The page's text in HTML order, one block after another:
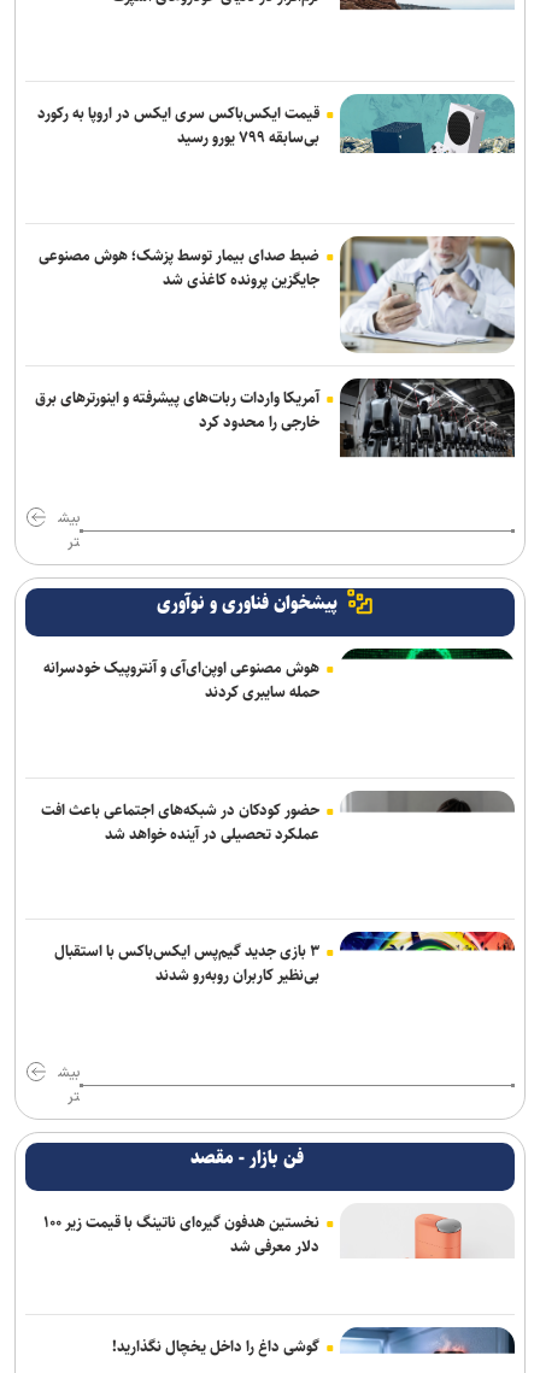
قیمت ایکس‌باکس سری ایکس در اروپا به رکورد
بی‌سابقه ۷۹۹ یورو رسید
ضبط صدای بیمار توسط پزشک؛ هوش مصنوعی
جایگزین پرونده کاغذی شد
آمریکا واردات ربات‌های پیشرفته و اینورترهای برق
خارجی را محدود کرد
بیش
تر
پیشخوان فناوری و نوآوری
هوش مصنوعی اوپن‌ای‌آی و آنتروپیک خودسرانه
حمله سایبری کردند
حضور کودکان در شبکه‌های اجتماعی باعث افت
عملکرد تحصیلی در آینده خواهد شد
۳ بازی جدید گیم‌پس ایکس‌باکس با استقبال
بی‌نظیر کاربران روبه‌رو شدند
بیش
تر
فن بازار - مقصد
نخستین هدفون گیره‌ای ناتینگ با قیمت زیر ۱۰۰
دلار معرفی شد
گوشی داغ را داخل یخچال نگذارید!